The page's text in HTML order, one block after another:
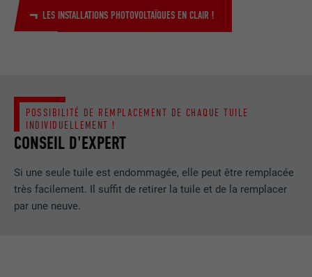
LES INSTALLATIONS PHOTOVOLTAÏQUES EN CLAIR !
CONSEIL D'EXPERT
POSSIBILITÉ DE REMPLACEMENT DE CHAQUE TUILE
INDIVIDUELLEMENT !
Si une seule tuile est endommagée, elle peut être remplacée
très facilement. Il suffit de retirer la tuile et de la remplacer
par une neuve.
UTILITÉ
fournisseur ou après que l'utilisateur a
cliqué sur une annonce du fournisseur,
avec pour objectif de mesurer l'efficacité
d'une publicité et d'afficher des
publicités plus ciblées pour l'utilisateur.